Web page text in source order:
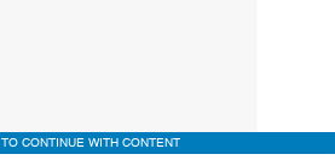
CONTINUE WITH CONTENT